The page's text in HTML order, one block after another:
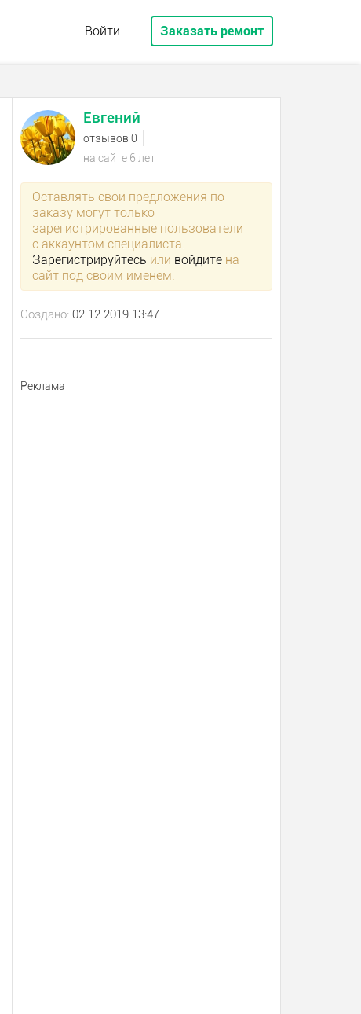
Войти Заказать ремонт
Евгений
отзывов 0
на сайте 6 лет
Оставлять свои предложения по
заказу могут только
зарегистрированные пользователи
с аккаунтом специалиста.
Зарегистрируйтесь или войдитена
сайт под своим именем.
Создано: 02.12.2019 13:47
Реклама